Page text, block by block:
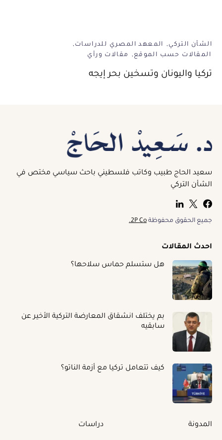
الشأن التركي
المعهد المصري للدراسات
المقالات حسب الموقع
مقالات ورأي
تركيا واليونان وتسخين بحر إيجه
سعيد الحاج طبيب وكاتب فلسطيني باحث سياسي مختص في
الشأن التركي
جميع الحقوق محفوظة 2P Co.
احدث المقالات
هل ستسلم حماس سلاحها؟
بم يختلف انشقاق المعارضة التركية الأخير عن
سابقيه
كيف تتعامل تركيا مع أزمة الناتو؟
المدونة دراسات